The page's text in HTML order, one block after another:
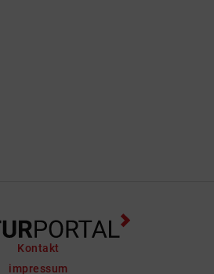
Kontakt
impressum